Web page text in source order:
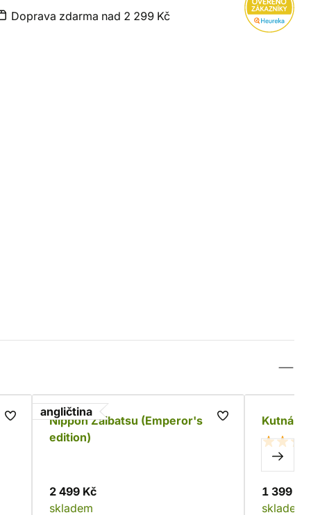
Doprava zdarma nad 2 299 Kč
angličtina
Nippon Zaibatsu (Emperor's
edition)
2 499 Kč
skladem
Kutná
1 399 Kč
skladem